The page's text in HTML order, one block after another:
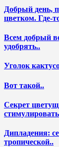
Добрый день,
цветком. Где-
Всем добрый
удобрять..
Уголок
Вот такой..
Секрет
Дипладения:
тропической..